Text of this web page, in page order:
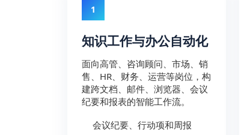
1
知识工作与办公自动化
面向高管、咨询顾问、市场、销
售、HR、财务、运营等岗位，构
建跨文档、邮件、浏览器、会议
纪要和报表的智能工作流。
会议纪要、行动项和周报